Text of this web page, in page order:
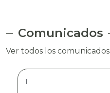
Comunicados
Ver todos los comunicados
|